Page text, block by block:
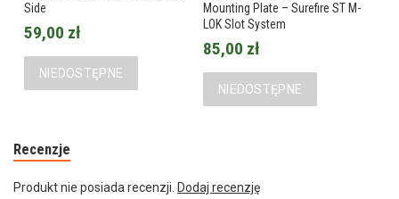
Side
59,00 zł
NIEDOSTĘPNE
Mounting Plate – Surefire ST M-
LOK Slot System
85,00 zł
NIEDOSTĘPNE
Recenzje
Produkt nie posiada recenzji. Dodaj recenzję